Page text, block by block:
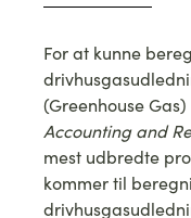
For at kunne
(Greenhouse
Accounting and
mest udbredte
kommer til